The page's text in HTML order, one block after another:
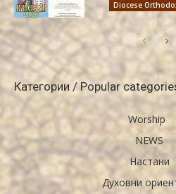
Diocese
Категории / Popular
Worship
NEWS
Настани
Духовни